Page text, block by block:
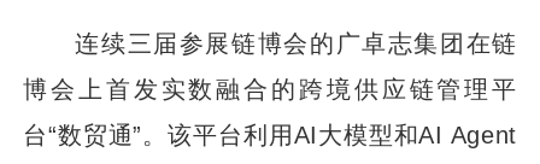
连续三届参展链博会的广卓志集团在链
博会上首发实数融合的跨境供应链管理平
台“数贸通”。该平台利用AI大模型和AI Agent